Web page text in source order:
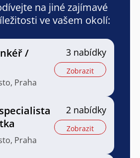
na jiné zajímavé
ve vašem okolí:
/
Praha
3 nabídky
Zobrazit
Praha
2 nabídky
Zobrazit